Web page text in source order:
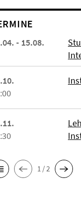
- 15.08.
1 / 2